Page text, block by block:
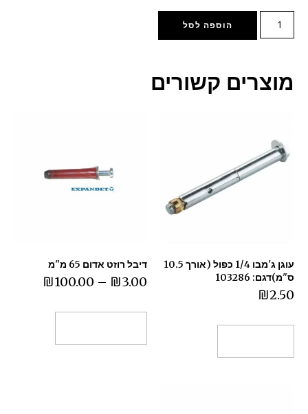
הוספה לסל
מוצרים קשורים
עוגן ג'מבו 1/4 כפול (אורך 10.5
ס"מ)דגם: 103286
₪2.50
דיבל רוזט אדום 65 מ"מ
₪3.00
–
₪100.00